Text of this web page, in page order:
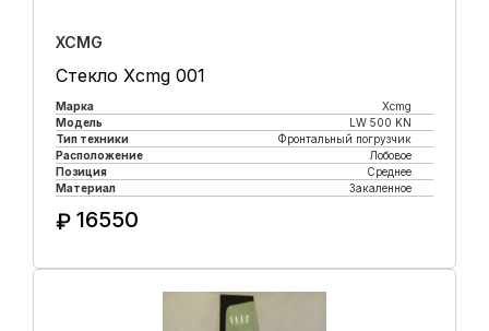
XCMG
Стекло Xcmg 001
Марка
Xcmg
Модель
LW 500 KN
Тип техники
Фронтальный погрузчик
Расположение
Лобовое
Позиция
Среднее
Материал
Закаленное
₽ 16550